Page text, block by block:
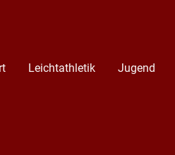
Leichtathletik Jugend